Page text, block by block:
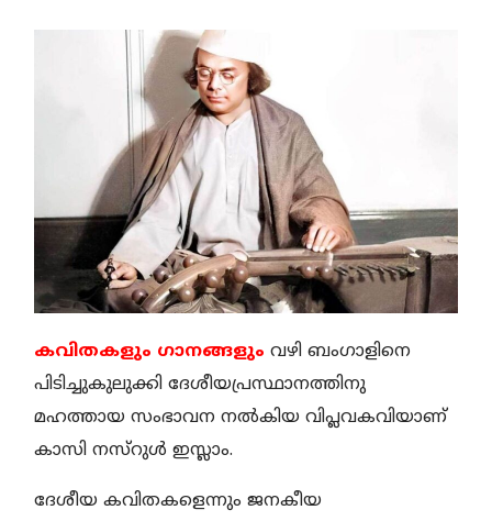
കവിതകളും ഗാനങ്ങളുംവഴി ബംഗാളിനെ
പിടിച്ചുകുലുക്കി ദേശീയപ്രസ്ഥാനത്തിനു
മഹത്തായ സംഭാവന നല്‍കിയ വിപ്ലവകവിയാണ്
കാസി നസ്‌റുള്‍ ഇസ്ലാം.
ദേശീയ കവിതകളെന്നും ജനകീയ